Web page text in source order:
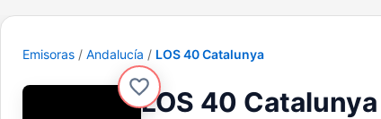
Emisoras Andalucía LOS 40 Catalunya
LOS 40 Catalunya